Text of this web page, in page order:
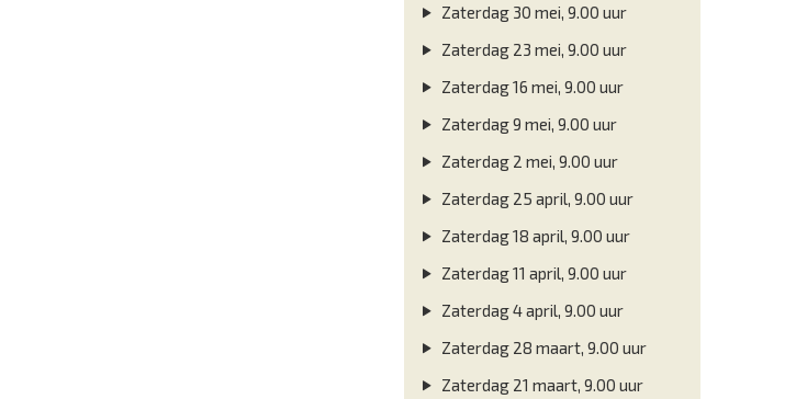
Zaterdag 30 mei, 9.00 uur
Zaterdag 23 mei, 9.00 uur
Zaterdag 16 mei, 9.00 uur
Zaterdag 9 mei, 9.00 uur
Zaterdag 2 mei, 9.00 uur
Zaterdag 25 april, 9.00 uur
Zaterdag 18 april, 9.00 uur
Zaterdag 11 april, 9.00 uur
Zaterdag 4 april, 9.00 uur
Zaterdag 28 maart, 9.00 uur
Zaterdag 21 maart, 9.00 uur